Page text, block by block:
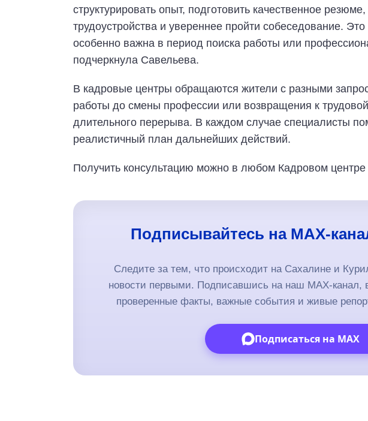
структурировать опыт, подготовить качественное
трудоустройства и увереннее пройти собеседование.
особенно важна в период поиска работы или
подчеркнула Савельева.
В кадровые центры обращаются жители с разными
работы до смены профессии или возвращения к
длительного перерыва. В каждом случае специалисты
реалистичный план дальнейших действий.
Получить консультацию можно в любом Кадровом центре
Подписывайтесь на MAX-
Следите за тем, что происходит на Сахалине и
новости первыми. Подписавшись на наш MAX-канал,
проверенные факты, важные события и живые
Подписаться на MAX